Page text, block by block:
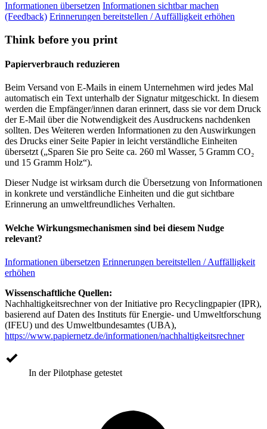
Informationen übersetzen Informationen sichtbar machen
(Feedback) Erinnerungen bereitstellen / Auffälligkeit erhöhen
Think before you print
Papierverbrauch reduzieren
Beim Versand von E-Mails in einem Unternehmen wird jedes Mal
automatisch ein Text unterhalb der Signatur mitgeschickt. In diesem
werden die Empfänger/innen daran erinnert, dass sie vor dem Druck
der E-Mail über die Notwendigkeit des Ausdruckens nachdenken
sollten. Des Weiteren werden Informationen zu den Auswirkungen
des Drucks einer Seite Papier in leicht verständliche Einheiten
übersetzt („Sparen Sie pro Seite ca. 260 ml Wasser, 5 Gramm CO₂
und 15 Gramm Holz“).
Dieser Nudge ist wirksam durch die Übersetzung von Informationen
in konkrete und verständliche Einheiten und die gut sichtbare
Erinnerung an umweltfreundliches Verhalten.
Welche Wirkungsmechanismen sind bei diesem Nudge
relevant?
Informationen übersetzen Erinnerungen bereitstellen / Auffälligkeit
erhöhen
Wissenschaftliche Quellen:
Nachhaltigkeitsrechner von der Initiative pro Recyclingpapier (IPR),
basierend auf Daten des Instituts für Energie- und Umweltforschung
(IFEU) und des Umweltbundesamtes (UBA),
https://www.papiernetz.de/informationen/nachhaltigkeitsrechner
In der Pilotphase getestet